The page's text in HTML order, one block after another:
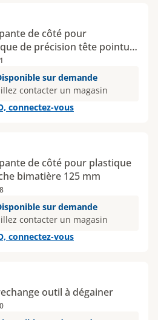
de côté pour
de précision tête pointue
bimatière 125 mm
sur demande
contacter un magasin
connectez-vous
de côté pour plastique
bimatière 125 mm
sur demande
contacter un magasin
connectez-vous
outil à dégainer